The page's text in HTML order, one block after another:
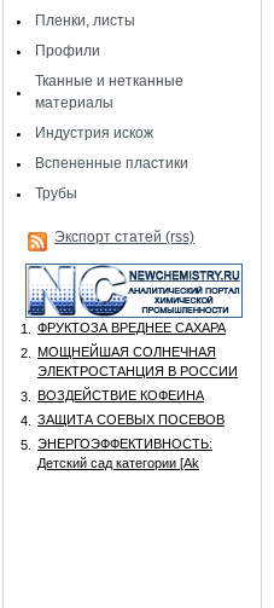
Пленки, листы
Профили
Тканные и нетканные
материалы
Индустрия искож
Вспененные пластики
Трубы
Экспорт статей (rss)
1.
ФРУКТОЗА ВРЕДНЕЕ САХАРА
2.
МОЩНЕЙШАЯ СОЛНЕЧНАЯ
ЭЛЕКТРОСТАНЦИЯ В РОССИИ
3.
ВОЗДЕЙСТВИЕ КОФЕИНА
4.
ЗАЩИТА СОЕВЫХ ПОСЕВОВ
5.
ЭНЕРГОЭФФЕКТИВНОСТЬ:
Детский сад категории [Аk